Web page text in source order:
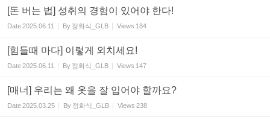
[돈 버는 법] 성취의 경험이 있어야 한다!
Date2025.06.11 By 정화식_GLB Views 184
[힘들때 마다] 이렇게 외치세요!
Date2025.06.11 By 정화식_GLB Views 147
[매너] 우리는 왜 옷을 잘 입어야 할까요?
Date2025.03.25 By 정화식_GLB Views 238